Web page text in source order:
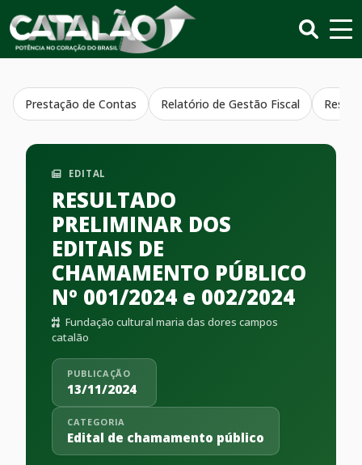
Prestação de Contas Relatório de Gestão Fiscal
EDITAL
RESULTADO
PRELIMINAR DOS
EDITAIS DE
CHAMAMENTO PÚBLICO
Nº 001/2024 e 002/2024
Fundação cultural maria das dores campos
catalão
PUBLICAÇÃO
13/11/2024
CATEGORIA
Edital de chamamento público